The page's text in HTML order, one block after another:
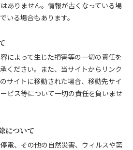
ありません。情報が古くなっている場
いる場合もあります。
によって生じた損害等の一切の責任を
ください。また、当サイトからリンク
サイトに移動された場合、移動先サイ
ビス等について一切の責任を負いませ
について
電、その他の自然災害、ウィルスや第